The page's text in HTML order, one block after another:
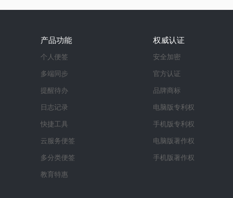
产品功能
个人便签
多端同步
提醒待办
日志记录
快捷工具
云服务便签
多分类便签
教育特惠
权威认证
安全加密
官方认证
品牌商标
电脑版专利权
手机版专利权
电脑版著作权
手机版著作权